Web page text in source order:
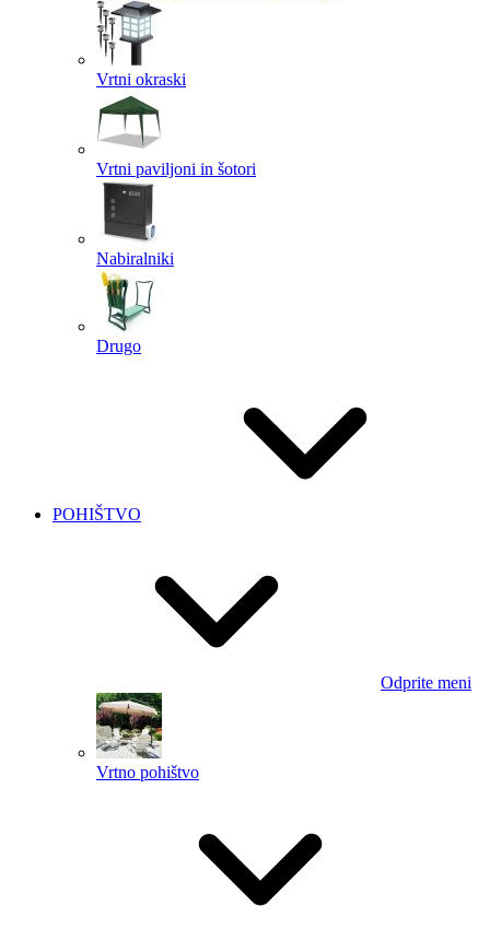
Vrtni okraski
Vrtni paviljoni in šotori
Nabiralniki
Drugo
POHIŠTVO
Odprite meni
Vrtno pohištvo